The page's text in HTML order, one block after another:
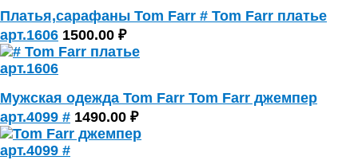
Платья,сарафаны Tom Farr # Tom Farr платье
арт.1606 1500.00 ₽
Мужская одежда Tom Farr Tom Farr джемпер
арт.4099 # 1490.00 ₽